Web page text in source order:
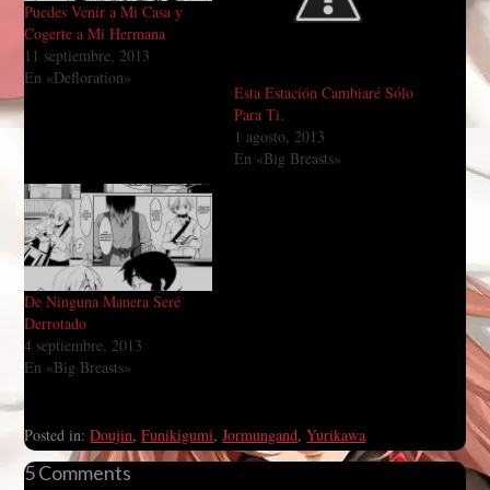
Puedes Venir a Mi Casa y
Cogerte a Mi Hermana
11 septiembre, 2013
En «Defloration»
Esta Estación Cambiaré Sólo
Para Ti.
1 agosto, 2013
En «Big Breasts»
De Ninguna Manera Seré
Derrotado
4 septiembre, 2013
En «Big Breasts»
Posted in:Doujin,Funikigumi,Jormungand,Yurikawa
5 Comments